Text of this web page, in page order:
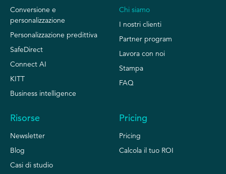
Conversione e
personalizzazione
Personalizzazione predittiva
SafeDirect
Connect AI
KITT
Business intelligence
Chi siamo
I nostri clienti
Partner program
Lavora con noi
Stampa
FAQ
Risorse
Newsletter
Blog
Casi di studio
Pricing
Pricing
Calcola il tuo ROI